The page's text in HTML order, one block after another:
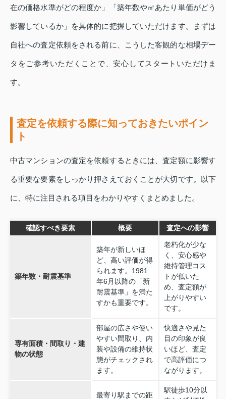
在の価格水準がどの程度か」「築年数や㎡あたり単価がどう
影響しているか」を具体的に把握していただけます。まずは
自社への査定依頼をされる前に、こうした客観的な相場デー
タをご参考いただくことで、安心してスタートいただけま
す。
査定を依頼する際に知っておきたいポイン
ト
中古マンションの査定を依頼するときには、査定額に影響す
る重要な要素をしっかり押さえておくことが大切です。以下
に、特に注目される項目をわかりやすくまとめました。
確認すべき要素 概要 査定への影響
築年数・耐震基準
築年が新しいほ
ど、高い評価が得
られます。1981
年6月以降の「新
耐震基準」を満た
すかも重要です。
老朽化が少な
く、安心感や
維持管理コス
トが低いた
め、査定額が
上がりやすい
です。
専有面積・間取り・建
物の状態
部屋の広さや使い
やすい間取り、内
装や設備の維持状
態がチェックされ
ます。
快適さや見た
目の印象が良
いほど、査定
で高評価につ
ながります。
最寄り駅までの距
駅徒歩10分以